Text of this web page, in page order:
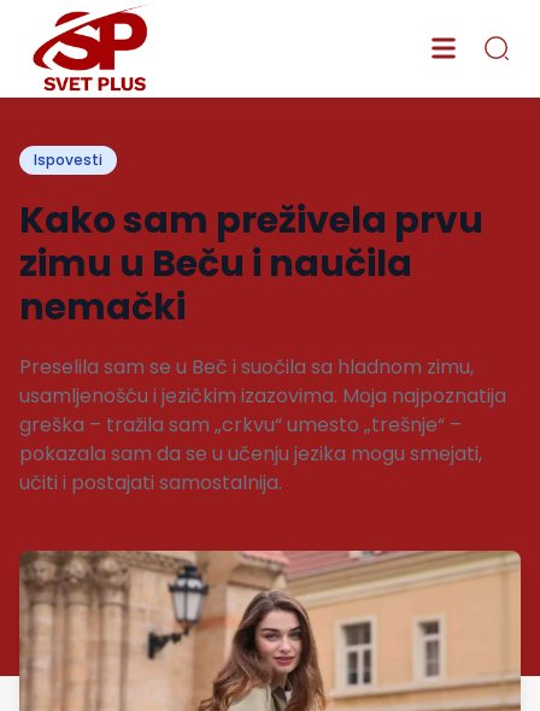
Ispovesti
Kako sam preživela prvu
zimu u Beču i naučila
nemački
Preselila sam se u Beč i suočila sa hladnom zimu,
usamljenošću i jezičkim izazovima. Moja najpoznatija
greška – tražila sam „crkvu“ umesto „trešnje“ –
pokazala sam da se u učenju jezika mogu smejati,
učiti i postajati samostalnija.